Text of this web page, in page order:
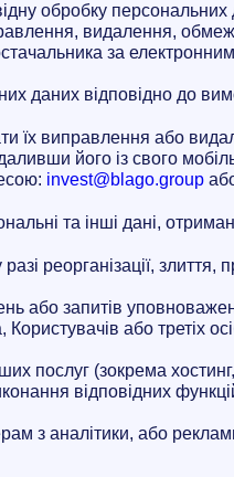
обробку персональних
видалення,
за
даних відповідно до
їх виправлення або
його із свого
invest@blago.group
та інші дані,
реорганізації, злиття,
або запитів
або третіх
послуг (зокрема
відповідних
з аналітики, або